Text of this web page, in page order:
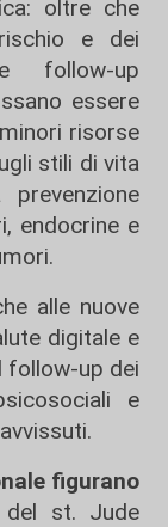
oltre che
e dei
follow-up
essere
risorse
stili di vita
endocrine e
alle nuove
digitale e
follow-up dei
e
figurano
del st. Jude